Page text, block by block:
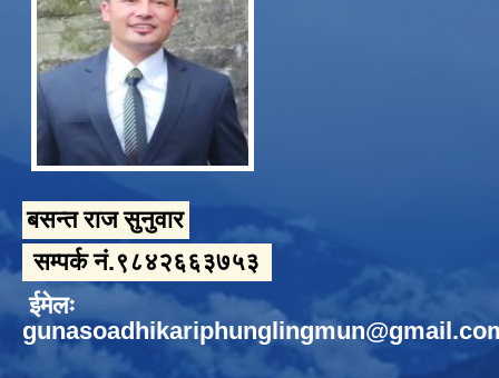
बसन्त राज सुनुवार
सम्पर्क नं.९८४२६६३७५३
ईमेलः